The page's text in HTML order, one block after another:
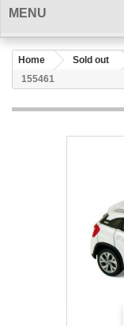
MENU
Home Sold out
155461